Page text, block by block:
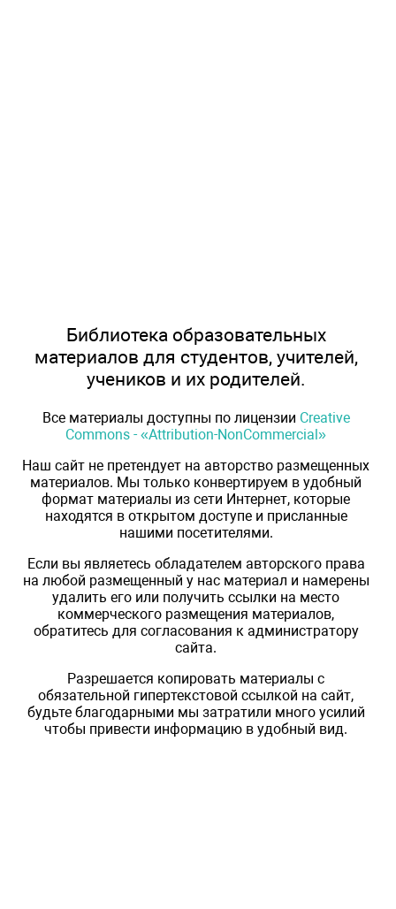
Библиотека образовательных
материалов для студентов, учителей,
учеников и их родителей.
Все материалы доступны по лицензии Creative
Commons - «Attribution-NonCommercial»
Наш сайт не претендует на авторство размещенных
материалов. Мы только конвертируем в удобный
формат материалы из сети Интернет, которые
находятся в открытом доступе и присланные
нашими посетителями.
Если вы являетесь обладателем авторского права
на любой размещенный у нас материал и намерены
удалить его или получить ссылки на место
коммерческого размещения материалов,
обратитесь для согласования к администратору
сайта.
Разрешается копировать материалы с
обязательной гипертекстовой ссылкой на сайт,
будьте благодарными мы затратили много усилий
чтобы привести информацию в удобный вид.